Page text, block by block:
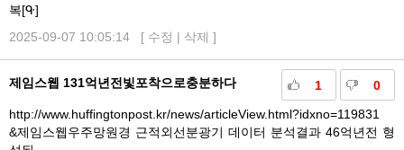
복[ᑵ]
2025-09-07 10:05:14 [ 수정 | 삭제 ]
1 0
제임스웹 131억년전빛포착으로충분하다
http://www.huffingtonpost.kr/news/articleView.html?idxno=119831
&제임스웹우주망원경 근적외선분광기 데이터 분석결과 46억년전 형